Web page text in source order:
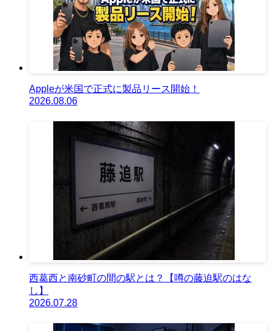
Appleが米国で正式に製品リース開始！
2026.08.06
西葛西と南砂町の間の駅とは？【噂の藤迫駅のはな
し】
2026.07.28